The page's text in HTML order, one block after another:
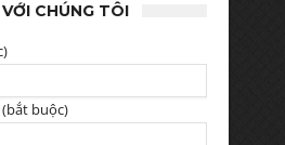
CHÚNG TÔI
buộc)